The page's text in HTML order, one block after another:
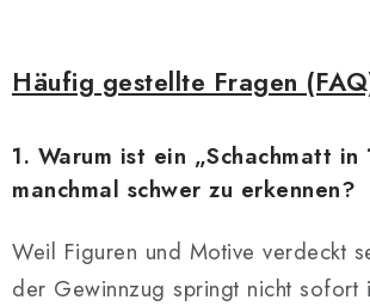
Häufig gestellte Fragen
1. Warum ist ein „Schachmatt in
manchmal schwer zu erkennen?
Weil Figuren und Motive verdeckt
der Gewinnzug springt nicht sofort